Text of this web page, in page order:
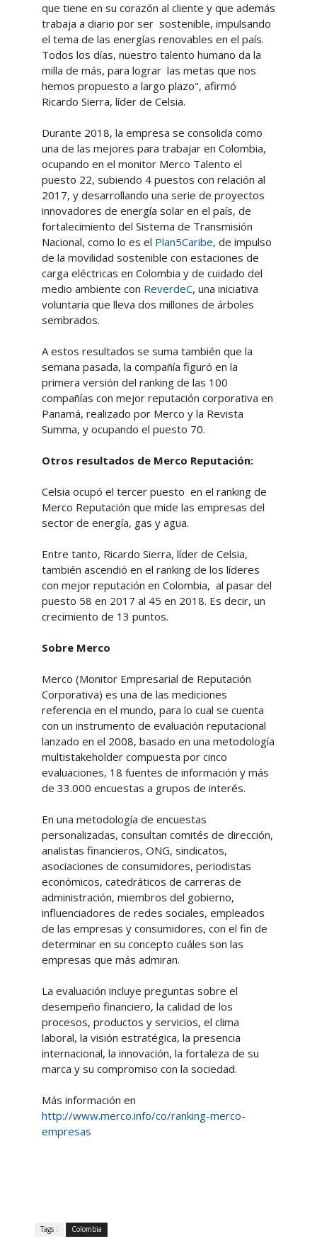
que tiene en su corazón al cliente y que además
trabaja a diario por ser sostenible, impulsando
el tema de las energías renovables en el país.
Todos los días, nuestro talento humano da la
milla de más, para lograr las metas que nos
hemos propuesto a largo plazo", afirmó
Ricardo Sierra, líder de Celsia.
Durante 2018, la empresa se consolida como
una de las mejores para trabajar en Colombia,
ocupando en el monitor Merco Talento el
puesto 22, subiendo 4 puestos con relación al
2017, y desarrollando una serie de proyectos
innovadores de energía solar en el país, de
fortalecimiento del Sistema de Transmisión
Nacional, como lo es el Plan5Caribe, de impulso
de la movilidad sostenible con estaciones de
carga eléctricas en Colombia y de cuidado del
medio ambiente con ReverdeC, una iniciativa
voluntaria que lleva dos millones de árboles
sembrados.
A estos resultados se suma también que la
semana pasada, la compañía figuró en la
primera versión del ranking de las 100
compañías con mejor reputación corporativa en
Panamá, realizado por Merco y la Revista
Summa, y ocupando el puesto 70.
Otros resultados de Merco Reputación:
Celsia ocupó el tercer puesto en el ranking de
Merco Reputación que mide las empresas del
sector de energía, gas y agua.
Entre tanto, Ricardo Sierra, líder de Celsia,
también ascendió en el ranking de los líderes
con mejor reputación en Colombia, al pasar del
puesto 58 en 2017 al 45 en 2018. Es decir, un
crecimiento de 13 puntos.
Sobre Merco
Merco (Monitor Empresarial de Reputación
Corporativa) es una de las mediciones
referencia en el mundo, para lo cual se cuenta
con un instrumento de evaluación reputacional
lanzado en el 2008, basado en una metodología
multistakeholder compuesta por cinco
evaluaciones, 18 fuentes de información y más
de 33.000 encuestas a grupos de interés.
En una metodología de encuestas
personalizadas, consultan comités de dirección,
analistas financieros, ONG, sindicatos,
asociaciones de consumidores, periodistas
económicos, catedráticos de carreras de
administración, miembros del gobierno,
influenciadores de redes sociales, empleados
de las empresas y consumidores, con el fin de
determinar en su concepto cuáles son las
empresas que más admiran.
La evaluación incluye preguntas sobre el
desempeño financiero, la calidad de los
procesos, productos y servicios, el clima
laboral, la visión estratégica, la presencia
internacional, la innovación, la fortaleza de su
marca y su compromiso con la sociedad.
Más información en
http://www.merco.info/co/ranking-merco-
empresas
Tags : Colombia